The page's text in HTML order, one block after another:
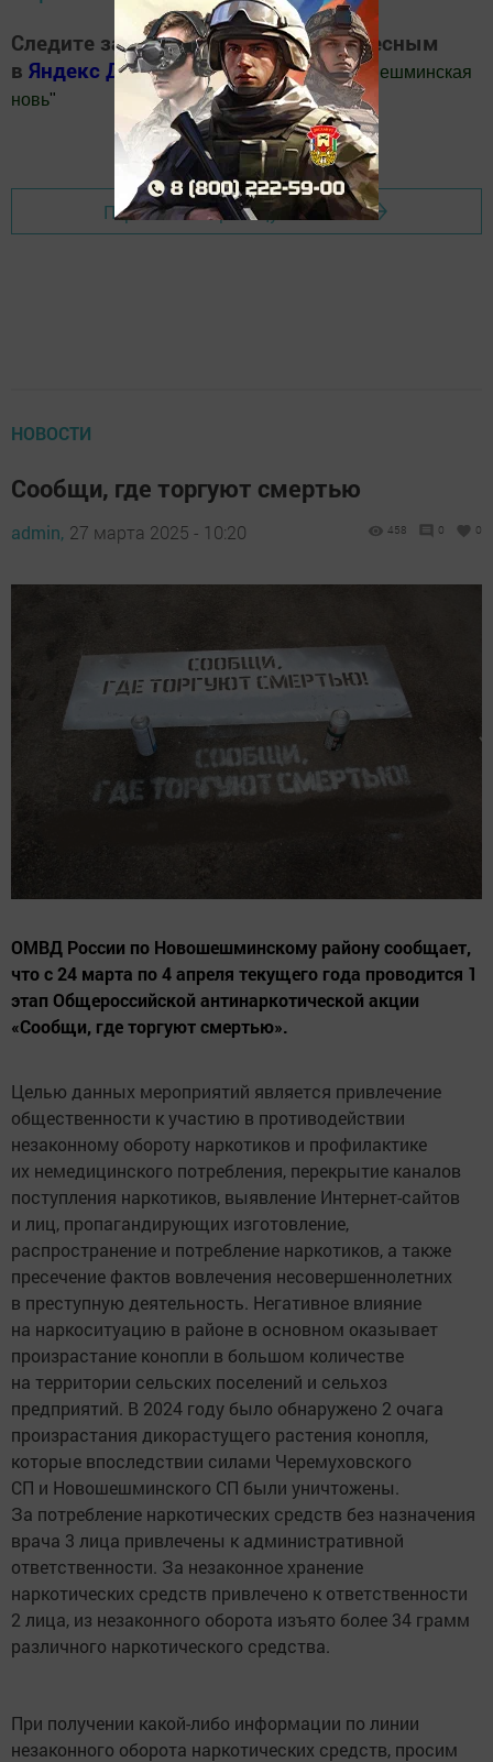
Следите за самым важным и интересным
в Яндекс ДзениТелеграм канале" Шешминская
новь"
Добавить Шешминскую новь в Яндекс.Новости
Перейти на страницу новости
НОВОСТИ
Сообщи, где торгуют смертью
admin, 27 марта 2025 - 10:20 458 0 0
ОМВД России по Новошешминскому району сообщает,
что с 24 марта по 4 апреля текущего года проводится 1
этап Общероссийской антинаркотической акции
«Сообщи, где торгуют смертью».
Целью данных мероприятий является привлечение
общественности к участию в противодействии
незаконному обороту наркотиков и профилактике
их немедицинского потребления, перекрытие каналов
поступления наркотиков, выявление Интернет-сайтов
и лиц, пропагандирующих изготовление,
распространение и потребление наркотиков, а также
пресечение фактов вовлечения несовершеннолетних
в преступную деятельность. Негативное влияние
на наркоситуацию в районе в основном оказывает
произрастание конопли в большом количестве
на территории сельских поселений и сельхоз
предприятий. В 2024 году было обнаружено 2 очага
произрастания дикорастущего растения конопля,
которые впоследствии силами Черемуховского
СП и Новошешминского СП были уничтожены.
За потребление наркотических средств без назначения
врача 3 лица привлечены к административной
ответственности. За незаконное хранение
наркотических средств привлечено к ответственности
2 лица, из незаконного оборота изъято более 34 грамм
различного наркотического средства.
При получении какой-либо информации по линии
незаконного оборота наркотических средств, просим